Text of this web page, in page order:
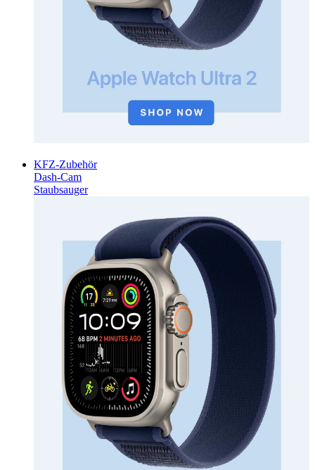
KFZ-Zubehör
Dash-Cam
Staubsauger